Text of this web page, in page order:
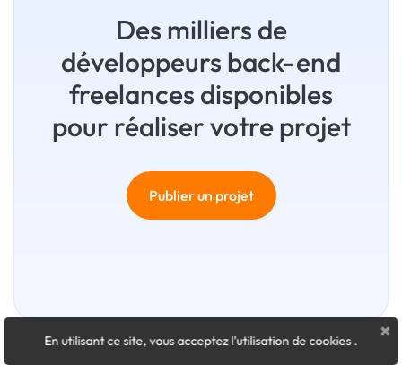
Des milliers de
développeurs back-end
freelances disponibles
pour réaliser votre projet
Publier un projet
×
En utilisant ce site, vous acceptez l'utilisation de cookies.